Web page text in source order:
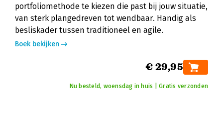
portfoliomethode te kiezen die past bij jouw situatie,
van sterk plangedreven tot wendbaar. Handig als
besliskader tussen traditioneel en agile.
Boek bekijken
€ 29,95
Nu besteld, woensdag in huis | Gratis verzonden